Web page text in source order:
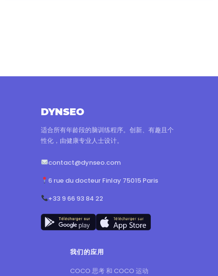
DYNSEO
适合所有年龄段的脑训练程序。创新、有趣且个
性化，由健康专业人士设计。
contact@dynseo.com
6 rue du docteur Finlay 75015 Paris
+33 9 66 93 84 22
我们的应用
COCO 思考 和 COCO 运动